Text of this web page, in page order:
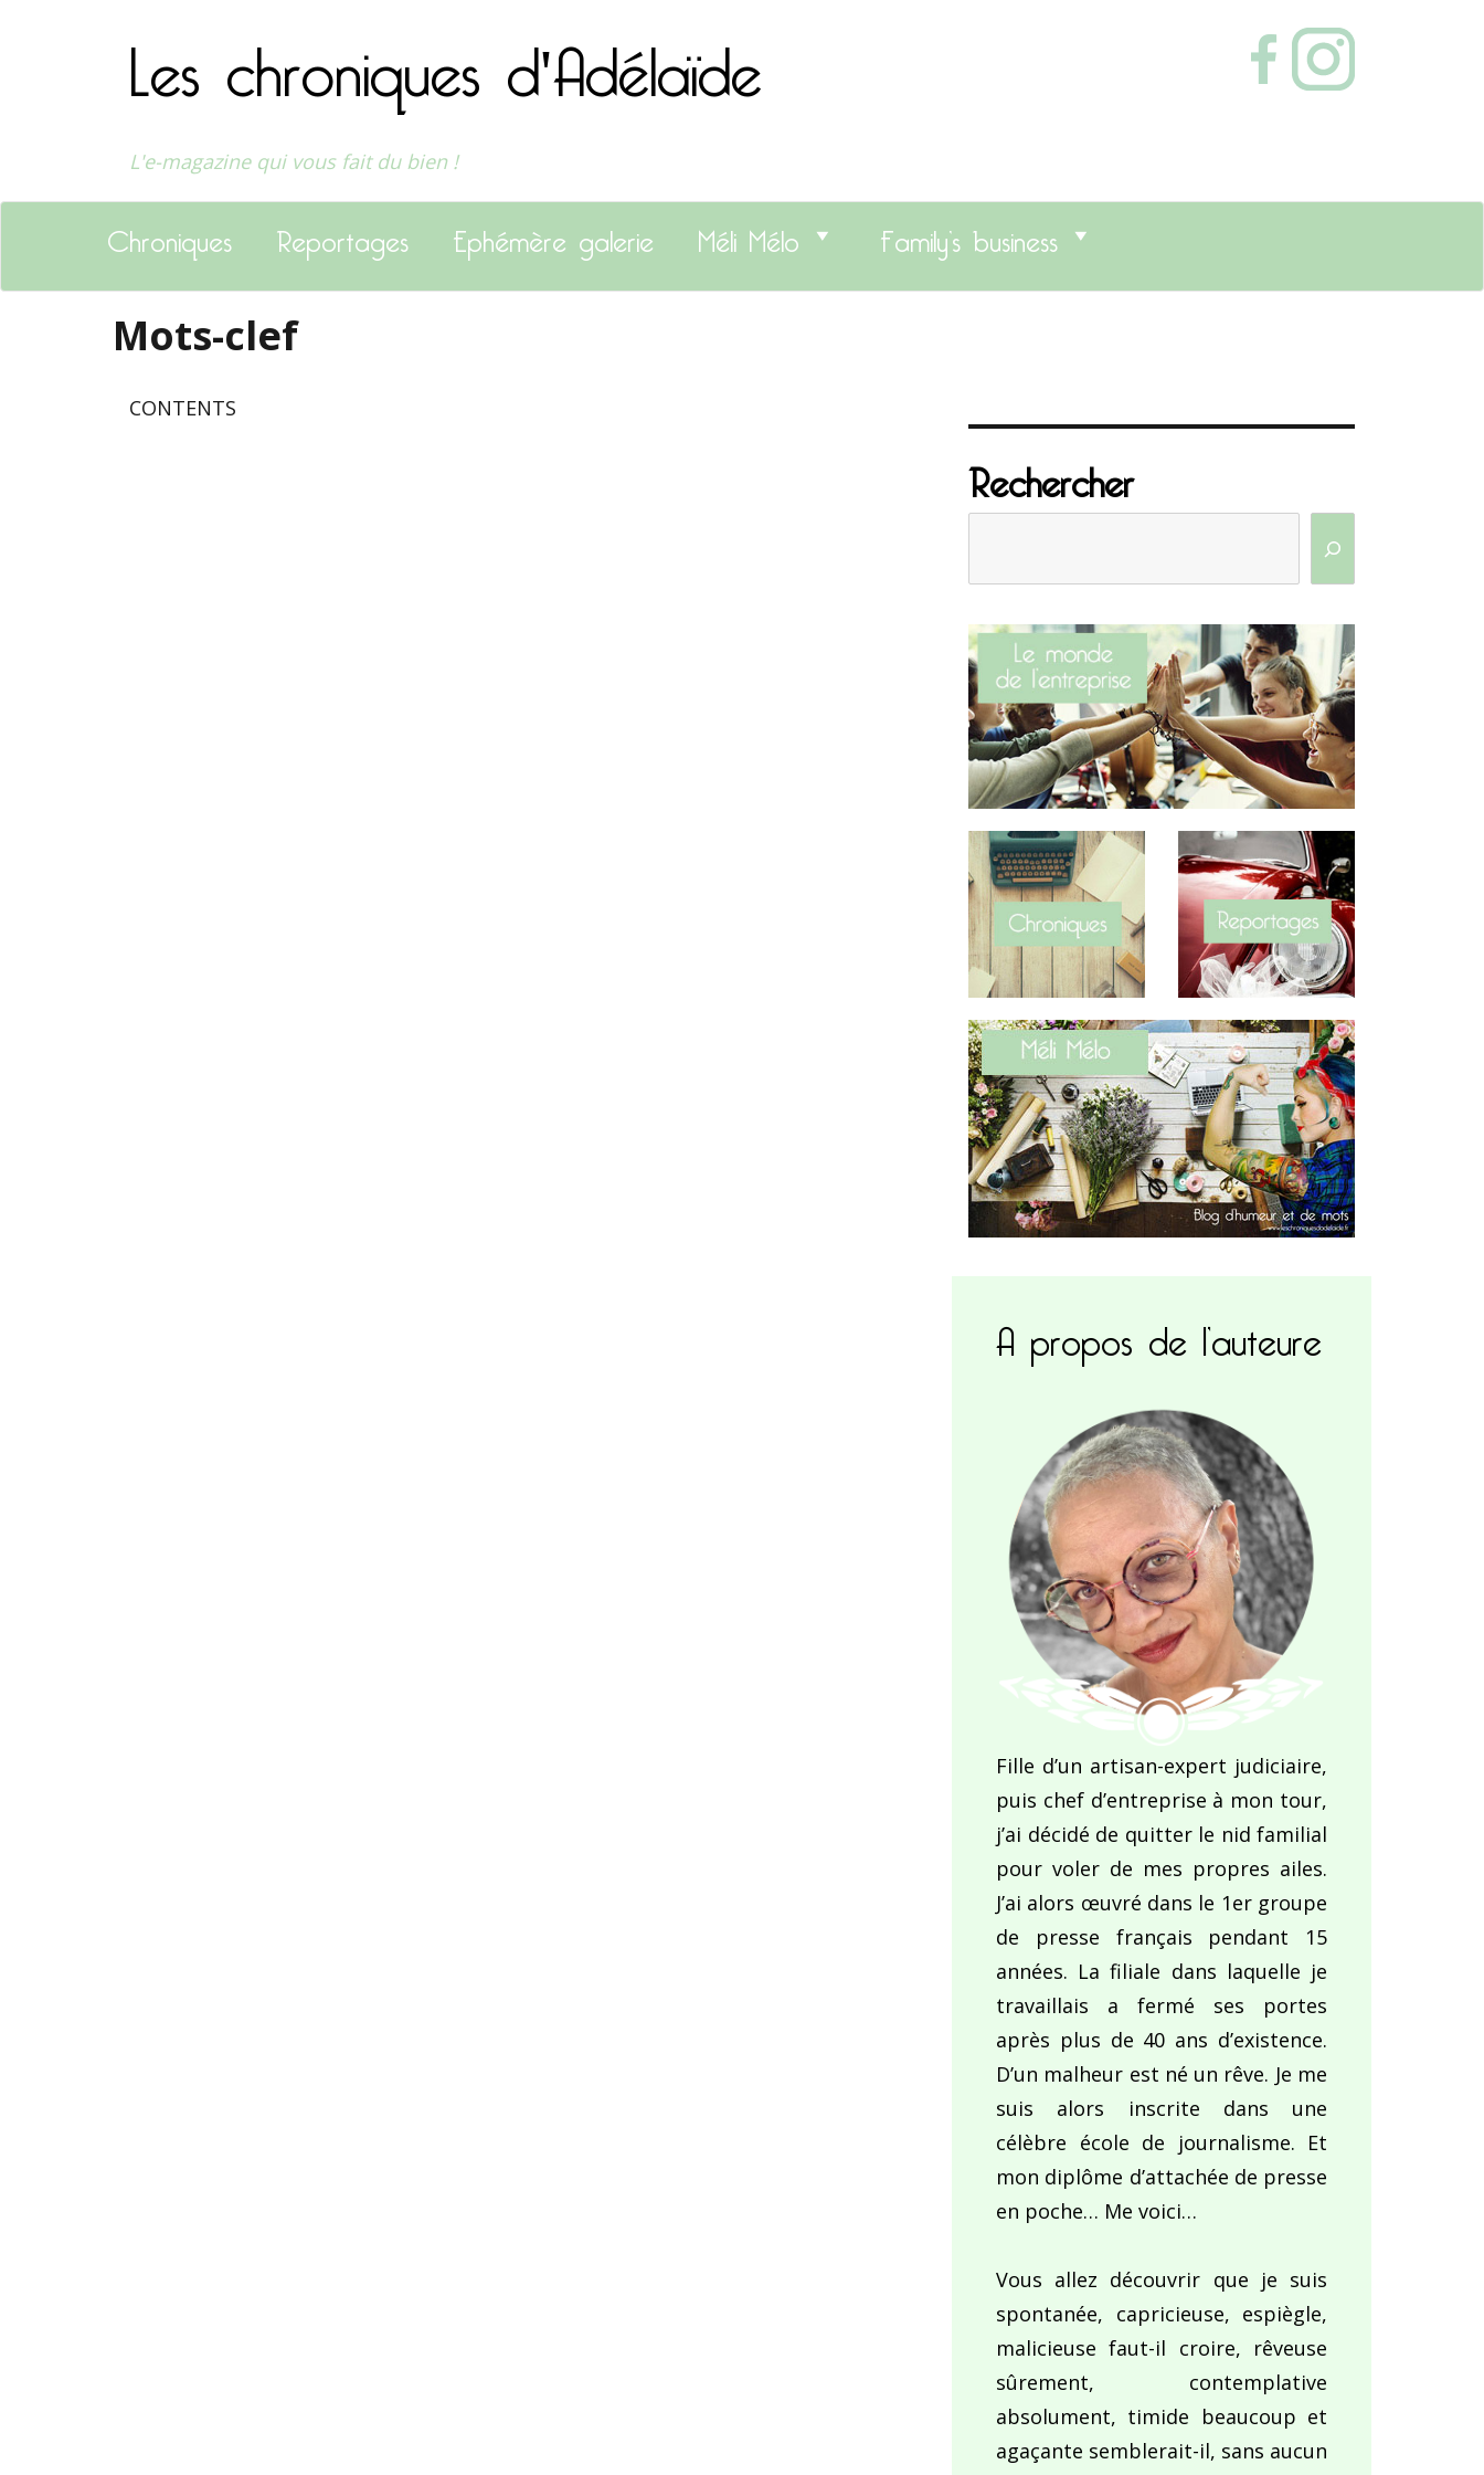
Les chroniques d'Adélaïde
L'e-magazine qui vous fait du bien !
Chroniques Reportages Ephémère galerie Méli Mélo Family’s business
Mots-clef
CONTENTS
Rechercher
A propos de l’auteure
Fille d’un artisan-expert judiciaire,
puis chef d’entreprise à mon tour,
j’ai décidé de quitter le nid familial
pour voler de mes propres ailes.
J’ai alors œuvré dans le 1er groupe
de presse français pendant 15
années. La filiale dans laquelle je
travaillais a fermé ses portes
après plus de 40 ans d’existence.
D’un malheur est né un rêve. Je me
suis alors inscrite dans une
célèbre école de journalisme. Et
mon diplôme d’attachée de presse
en poche… Me voici…
Vous allez découvrir que je suis
spontanée, capricieuse, espiègle,
malicieuse faut-il croire, rêveuse
sûrement, contemplative
absolument, timide beaucoup et
agaçante semblerait-il, sans aucun